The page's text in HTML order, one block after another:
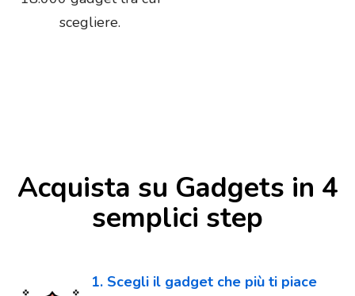
scegliere.
Acquista su Gadgets in 4
semplici step
1. Scegli il gadget che più ti piace